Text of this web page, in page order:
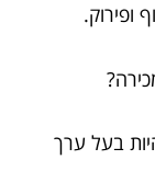
ופירוק.
בעל ערך